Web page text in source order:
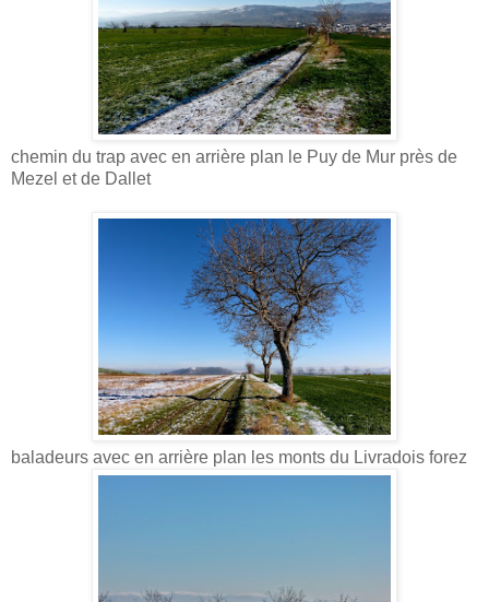
chemin du trap avec en arrière plan le Puy de Mur près de
Mezel et de Dallet
baladeurs avec en arrière plan les monts du Livradois forez